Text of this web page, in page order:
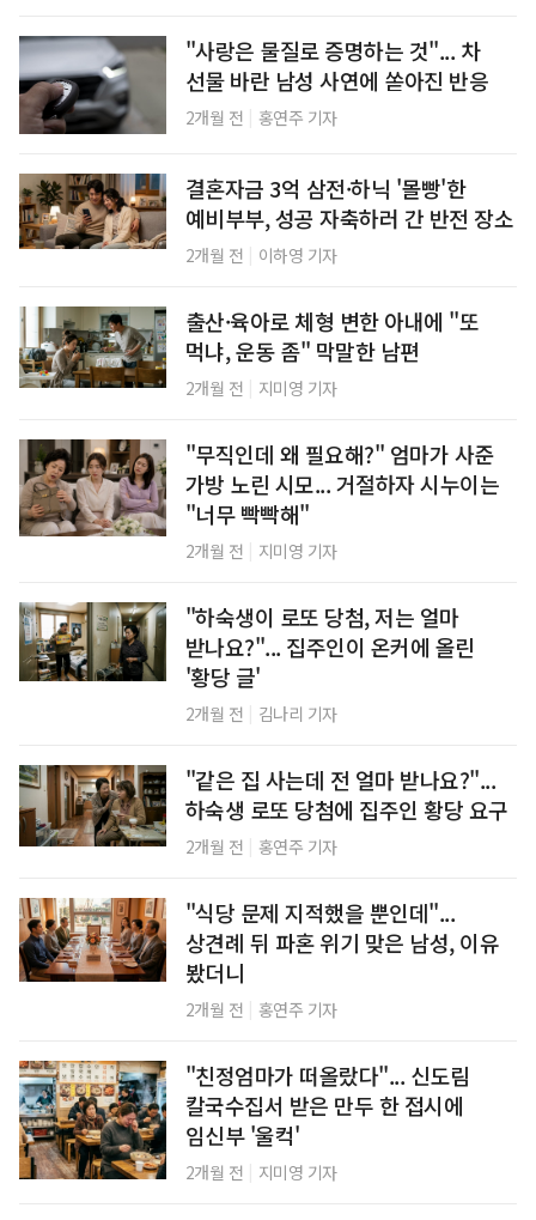
"사랑은 물질로 증명하는 것"... 차
선물 바란 남성 사연에 쏟아진 반응
2개월 전 홍연주 기자
결혼자금 3억 삼전·하닉 '몰빵'한
예비부부, 성공 자축하러 간 반전 장소
2개월 전 이하영 기자
출산·육아로 체형 변한 아내에 "또
먹냐, 운동 좀" 막말한 남편
2개월 전 지미영 기자
"무직인데 왜 필요해?" 엄마가 사준
가방 노린 시모... 거절하자 시누이는
"너무 빡빡해"
2개월 전 지미영 기자
"하숙생이 로또 당첨, 저는 얼마
받나요?"... 집주인이 온커에 올린
'황당 글'
2개월 전 김나리 기자
"같은 집 사는데 전 얼마 받나요?"...
하숙생 로또 당첨에 집주인 황당 요구
2개월 전 홍연주 기자
"식당 문제 지적했을 뿐인데"...
상견례 뒤 파혼 위기 맞은 남성, 이유
봤더니
2개월 전 홍연주 기자
"친정엄마가 떠올랐다"... 신도림
칼국수집서 받은 만두 한 접시에
임신부 '울컥'
2개월 전 지미영 기자